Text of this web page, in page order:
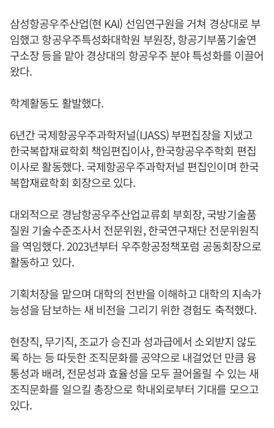
삼성항공우주산업(현 KAI) 선임연구원을 거쳐 경상대로 부
임했고 항공우주특성화대학원 부원장, 항공기부품기술연
구소장 등을 맡아 경상대의 항공우주 분야 특성화를 이끌어
왔다.
학계활동도 활발했다.
6년간 국제항공우주과학저널(IJASS) 부편집장을 지냈고
한국복합재료학회 책임편집이사, 한국항공우주학회 편집
이사로 활동했다. 국제항공우주과학저널 편집인이며 한국
복합재료학회 회장으로 있다.
대외적으로 경남항공우주산업교류회 부회장, 국방기술품
질원 기술수준조사서 전문위원, 한국연구재단 전문위원직
을 역임했다. 2023년부터 우주항공정책포럼 공동회장으로
활동하고 있다.
기획처장을 맡으며 대학의 전반을 이해하고 대학의 지속가
능성을 담보하는 새 비전을 그리기 위한 경험도 축적했다.
현장직, 무기직, 조교가 승진과 성과급에서 소외받지 않도
록 하는 등 따듯한 조직문화를 공약으로 내걸었던 만큼 융
통성과 배려, 전문성과 효율성을 모두 끌어올릴 수 있는 새
조직문화를 일으킬 총장으로 학내외로부터 기대를 모으고
있다.